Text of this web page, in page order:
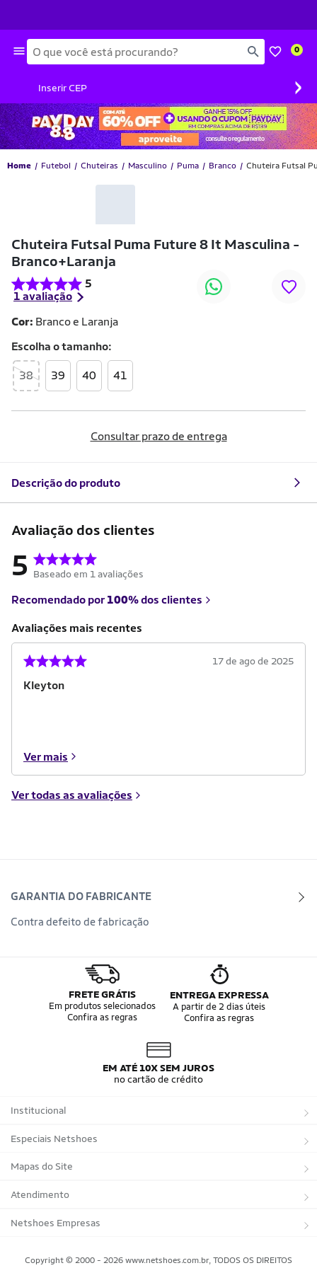
Busca 0
Inserir CEP ›
Home Futebol Chuteiras Masculino Puma Branco Chuteira Futsal
Chuteira Futsal Puma Future 8 It Masculina -
Branco+Laranja
5
1 avaliação
-10% OFF
Cor: Branco e Laranja
Escolha otamanho
38 39 40 41
Consultar prazo de entrega
Descrição do produto
Avaliação dos clientes
5 Baseado em 1 avaliações
Recomendado por 100%dos clientes
Avaliações mais recentes
Kleyton
17 de ago de 2025
Ver mais
Ver todas as avaliações
GARANTIA DO FABRICANTE
Contra defeito de fabricação
FRETE GRÁTIS
Em produtos selecionados
Confira as regras
ENTREGA EXPRESSA
A partir de 2 dias úteis
Confira as regras
EM ATÉ 10X SEM JUROS
no cartão de crédito
Institucional
Sobre a Netshoes
Política de Privacidade
Programa de Afiliados
Regulamentos
Especiais Netshoes
Suplementos
Corrida
Bicicletas
Mapas do Site
Marcas
Tipos de Produtos
Atendimento
Trocas e devoluções
Netshoes Empresas
Copyright © 2000 - 2026 www.netshoes.com.br, TODOS OS DIREITOS